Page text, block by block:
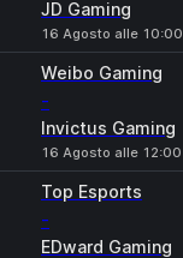
JD Gaming
16 Agosto alle 10:00
Weibo Gaming
-
Invictus Gaming
16 Agosto alle 12:00
Top Esports
-
EDward Gaming